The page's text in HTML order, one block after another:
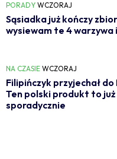
PORADY WCZORAJ
Sąsiadka już kończy
wysiewam te 4 warzywa
NA CZASIE WCZORAJ
Filipińczyk przyjechał do
Ten polski produkt to już
sporadycznie